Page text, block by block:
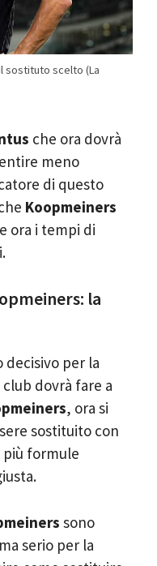
sostituto scelto (La
che ora dovrà
meno
di questo
Koopmeiners
ora i tempi di
la
decisivo per la
club dovrà fare a
, ora si
sostituito con
più formule
sono
serio per la